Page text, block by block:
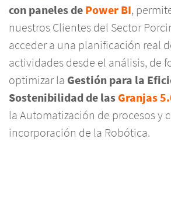
con paneles de Power BI,
nuestros Clientes del Sector
acceder a una planificación real
actividades desde el análisis, de
optimizar la Gestión para la
Sostenibilidad de las Granjas
la Automatización de procesos y
incorporación de la Robótica.